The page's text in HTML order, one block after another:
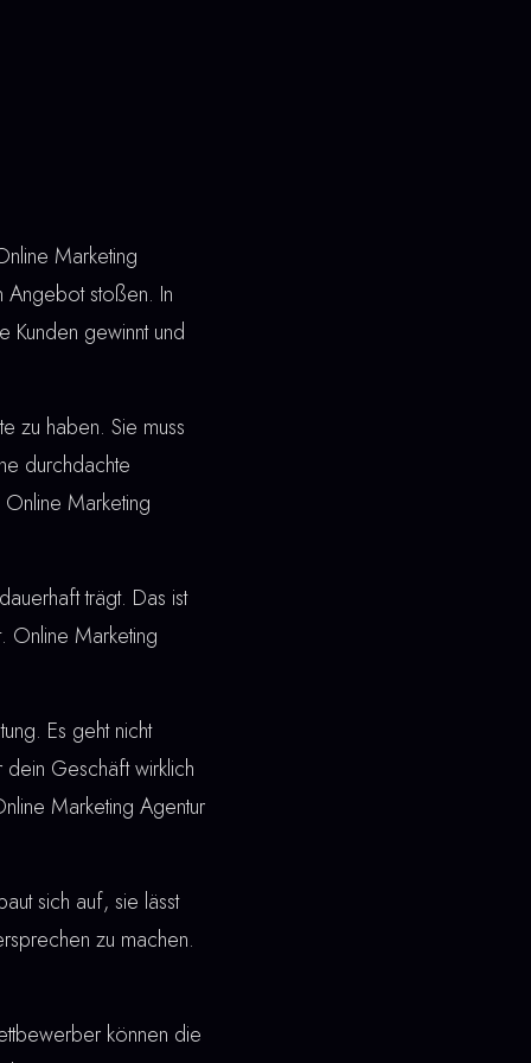
Marketing
Angebot stoßen. In
Kunden gewinnt und
zu haben. Sie muss
durchdachte
Marketing
trägt. Das ist
Online Marketing
Es geht nicht
Geschäft wirklich
Marketing Agentur
sich auf, sie lässt
zu machen.
können die